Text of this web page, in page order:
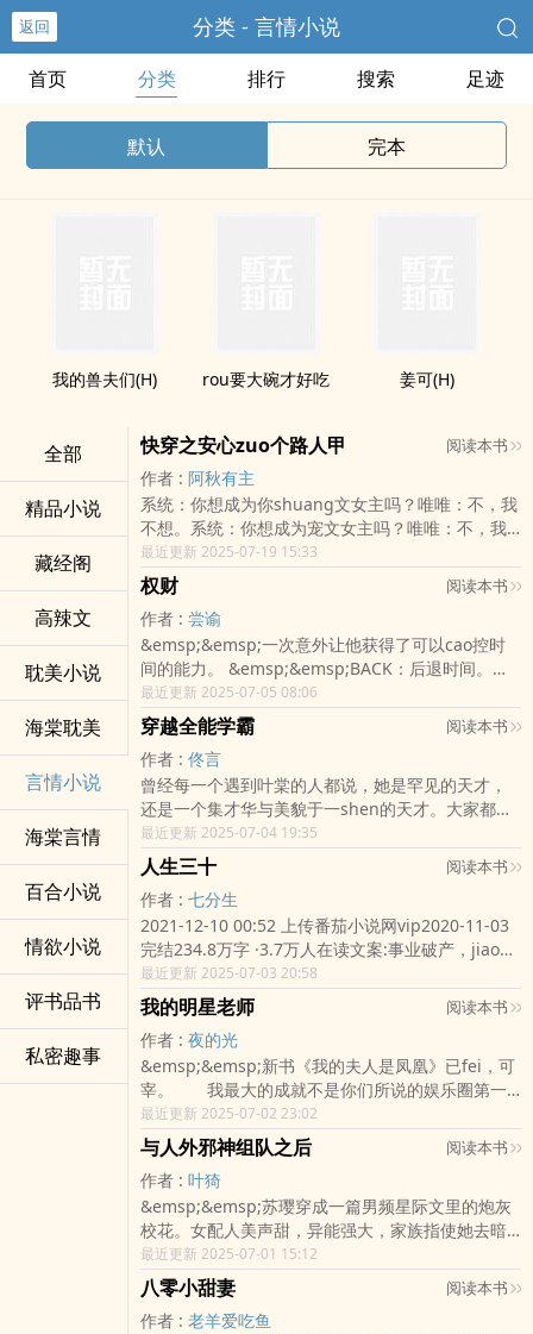
返回 分类 - 言情小说
首页 分类 排行 搜索 足迹
默认 完本
我的兽夫们(H) rou要大碗才好吃 姜可(H)
全部
精品小说
藏经阁
高辣文
耽美小说
海棠耽美
言情小说
海棠言情
百合小说
情欲小说
评书品书
私密趣事
快穿之安心zuo个路人甲 阅读本书
作者 : 阿秋有主
系统：你想成为你shuang文女主吗？唯唯：不，我
不想。系统：你想成为宠文女主吗？唯唯：不，我
不想。系统：你想拥有金手指，从此走上人生巅峰
吗？唯唯：不，我不想。系统：那你想如何？唯
唯：我就想你当个路人甲行不行？系统：恭喜宿主
通过考验，希望在接下来的任务中宿主能牢记初
心，当好路人甲？唯唯：神ma玩意？！作者自定义
标签：温馨清水 轻松
最近更新 2025-07-19 15:33
权财 阅读本书
作者 : 尝谕
&emsp;&emsp;一次意外让他获得了可以cao控时
间的能力。 &emsp;&emsp;BACK：后退时间。
&emsp;&emsp;STOP：停止时间。
&emsp;&emsp;REVERSE：倒退指定物ti的时间。
&emsp;&emsp;从此，他在美女如云的官场中平步
青云！ &emsp;&emsp;【已有完本老书《市长大
人》《重活了..
最近更新 2025-07-05 08:06
穿越全能学霸 阅读本书
作者 : 佟言
曾经每一个遇到叶棠的人都说，她是罕见的天才，
还是一个集才华与美貌于一shen的天才。大家都以
为她能有锦绣前程，她却开始自暴自弃，放飞自
我。直到一天，她遭遇海难，穿越到同名同姓的十
九岁自闭症女孩叶棠shen上。从高高在上的天之
jiao女跌落到最底层的平民。她决定雄起，从学霸到
学神，不再zuo不学无术的纨绔。可是为什么，那个
她一直当zuo弟弟的少年，认出了她？骆幸川：“糖
糖，乖，叫哥哥。”叶棠：“我艹@！*$#…”……骆幸
川刚出生睁眼第一个看到的就是邻居家大他十岁的
小姐姐叶棠。他曾以为山高水长，他和她可以来ri方
长，却没想到她还没有等到自己长大，就先一步离
场。往后十年，他过得浑浑噩噩，也成了一个纨
绔，当看见卡车驶向自己时，他轻松一笑。再睁
眼，他又回到十年前，一切的起始点。再遇到叶
棠，他对她说，“这次，你就是我手里的风筝，风筝
飞的再高，线还在我手里。”（女穿越男重生、双
洁）
最近更新 2025-07-04 19:35
人生三十 阅读本书
作者 : 七分生
2021-12-10 00:52 上传番茄小说网vip2020-11-03
完结234.8万字 ·3.7万人在读文案:事业破产，jiao妻
背叛！人生三十，男人本se，誓不低tou，永不言
败！商海nongchao，铸就风
liu………………………………
最近更新 2025-07-03 20:58
我的明星老师 阅读本书
作者 : 夜的光
&emsp;&emsp;新书《我的夫人是凤凰》已fei，可
宰。 我最大的成就不是你们所说的娱乐圈第一
人，也不是什么万民之师，更不是我的财富和地
位，我最骄傲的成就是，我活成了自己想要...
最近更新 2025-07-02 23:02
与人外邪神组队之后 阅读本书
作者 : 叶猗
&emsp;&emsp;苏璎穿成一篇男频星际文里的炮灰
校花。女配人美声甜，异能强大，家族指使她去暗
杀男主，最终惨败被杀。她穿来时，前shen正准备
报名参加男主的小组，在接下来的实战考he...
最近更新 2025-07-01 15:12
八零小甜妻 阅读本书
作者 : 老羊爱吃鱼